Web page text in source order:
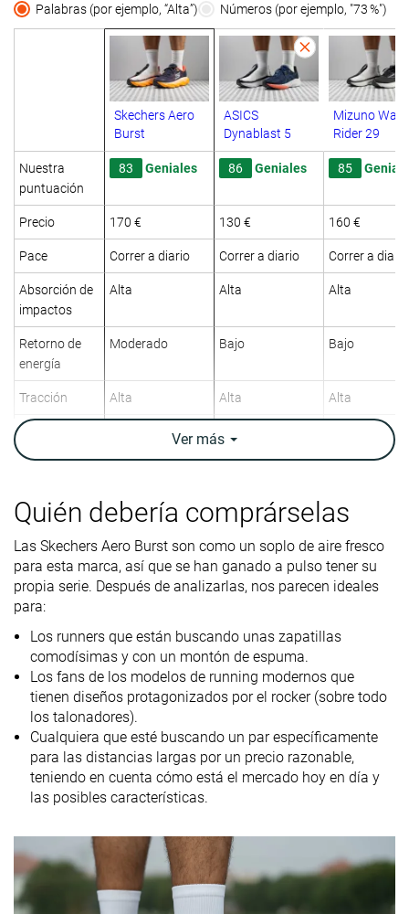
Palabras (por ejemplo, “Alta”) Números (por ejemplo, "73 %")
Skechers Aero
Burst
ASICS
Dynablast 5
Mizuno Wave
Rider 29
Nuestra
puntuación
83 Geniales 86 Geniales 85
Precio 170 € 130 € 160 €
Pace Correr a diario Correr a diario Correr a diario
Absorción de
impactos
Alta Alta Alta
Retorno de
energía
Moderado Bajo Bajo
Tracción Alta Alta Alta
Arch support
Peso
Peso marca
11.4 oz / 322g 9.3 oz / 264g 9.1 oz / 258g
Drop
laboratorio
Drop marca
8.8 mm
6.0 mm 8.0 mm
8.3 mm
10.0 mm
Técnica de
carrera
Medio/antepié
Medio/
Tallan bien Tallan bien
Rigidez de la
mediasuela
Equilibrada Equilibrada Equilibrada
Diferencia de
la rigidez de la
mediasuela
Normal Normal Normal
Durabilidad
de la parte
delantera
Decente Buena
Ver más
Quién debería comprárselas
Las Skechers Aero Burst son como un soplo de aire fresco
para esta marca, así que se han ganado a pulso tener su
propia serie. Después de analizarlas, nos parecen ideales
para:
Los runners que están buscando unas zapatillas
comodísimas y con un montón de espuma.
Los fans de los modelos de running modernos que
tienen diseños protagonizados por el rocker (sobre todo
los talonadores).
Cualquiera que esté buscando un par específicamente
para las distancias largas por un precio razonable,
teniendo en cuenta cómo está el mercado hoy en día y
las posibles características.